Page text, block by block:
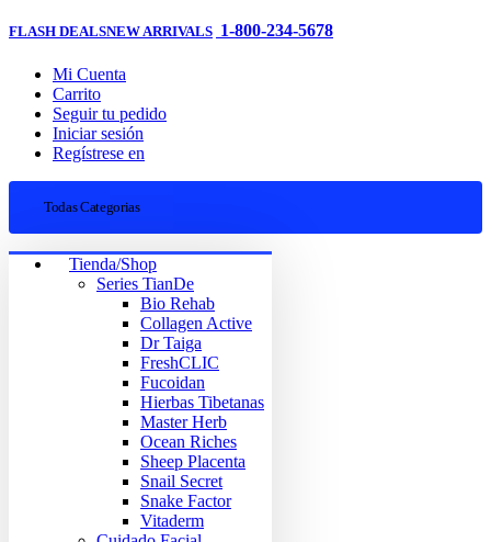
FLASH DEALSNEW ARRIVALS 1-800-234-5678
Mi Cuenta
Carrito
Seguir tu pedido
Iniciar sesión
Regístrese en
Todas Categorias
Tienda/Shop
Series TianDe
Bio Rehab
Collagen Active
Dr Taiga
FreshCLIC
Fucoidan
Hierbas Tibetanas
Master Herb
Ocean Riches
Sheep Placenta
Snail Secret
Snake Factor
Vitaderm